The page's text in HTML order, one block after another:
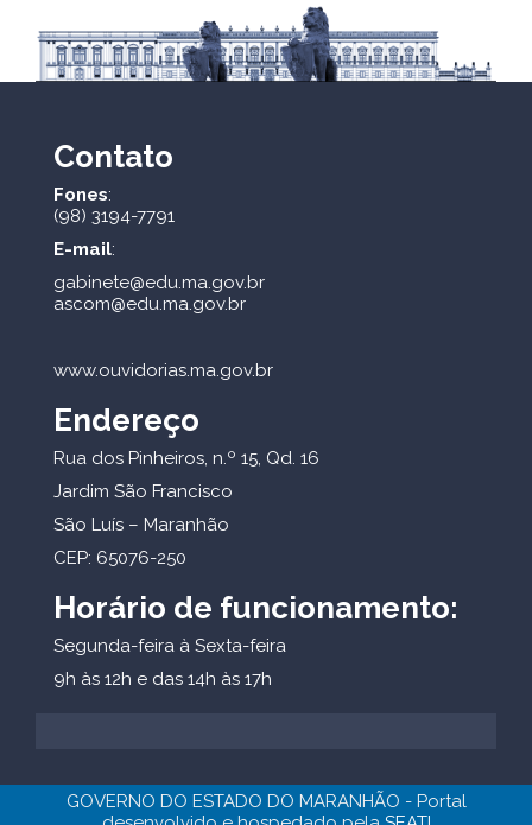
Contato
Fones:
(98) 3194-7791
E-mail:
gabinete@edu.ma.gov.br
ascom@edu.ma.gov.br
www.ouvidorias.ma.gov.br
Endereço
Rua dos Pinheiros, n.º 15, Qd. 16
Jardim São Francisco
São Luís – Maranhão
CEP: 65076-250
Horário de funcionamento:
Segunda-feira à Sexta-feira
9h às 12h e das 14h às 17h
GOVERNO DO ESTADO DO MARANHÃO - Portal